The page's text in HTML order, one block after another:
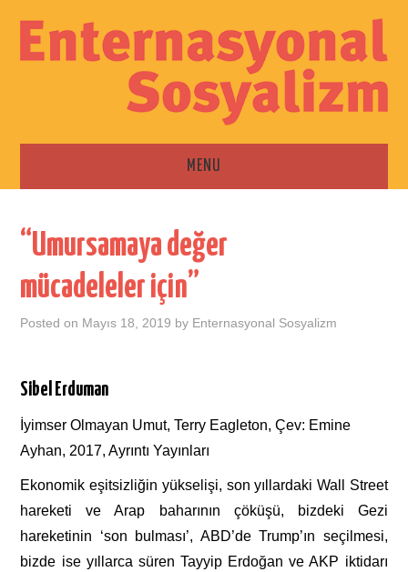
MENU
ESKI SAYILAR
“Umursamaya değer
mücadeleler için”
Posted on Mayıs 18, 2019 by Enternasyonal Sosyalizm
Sibel Erduman
İyimser Olmayan Umut, Terry Eagleton, Çev: Emine
Ayhan, 2017, Ayrıntı Yayınları
Ekonomik eşitsizliğin yükselişi, son yıllardaki Wall Street
hareketi ve Arap baharının çöküşü, bizdeki Gezi
hareketinin ‘son bulması’, ABD’de Trump’ın seçilmesi,
bizde ise yıllarca süren Tayyip Erdoğan ve AKP iktidarı